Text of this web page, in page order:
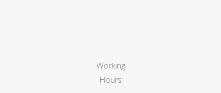
Working
Hours